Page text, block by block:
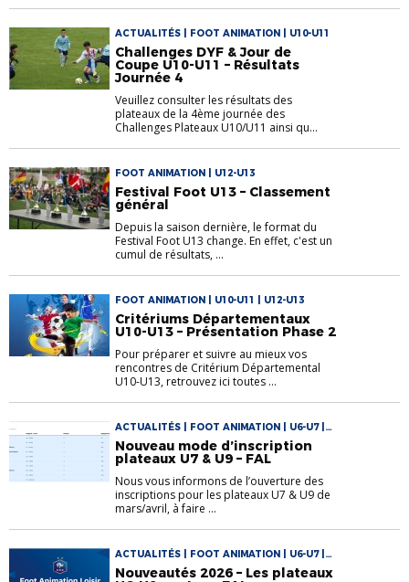
ACTUALITÉS | FOOT ANIMATION | U10-U11
Challenges DYF & Jour de
Coupe U10-U11 – Résultats
Journée 4
Veuillez consulter les résultats des
plateaux de la 4ème journée des
Challenges Plateaux U10/U11 ainsi qu...
FOOT ANIMATION | U12-U13
Festival Foot U13 – Classement
général
Depuis la saison dernière, le format du
Festival Foot U13 change. En effet, c'est un
cumul de résultats, ...
FOOT ANIMATION | U10-U11 | U12-U13
Critériums Départementaux
U10-U13 – Présentation Phase 2
Pour préparer et suivre au mieux vos
rencontres de Critérium Départemental
U10-U13, retrouvez ici toutes ...
ACTUALITÉS | FOOT ANIMATION | U6-U7 |
U8-U9
Nouveau mode d’inscription
plateaux U7 & U9 – FAL
Nous vous informons de l’ouverture des
inscriptions pour les plateaux U7 & U9 de
mars/avril, à faire ...
ACTUALITÉS | FOOT ANIMATION | U6-U7 |
U8-U9
Nouveautés 2026 – Les plateaux